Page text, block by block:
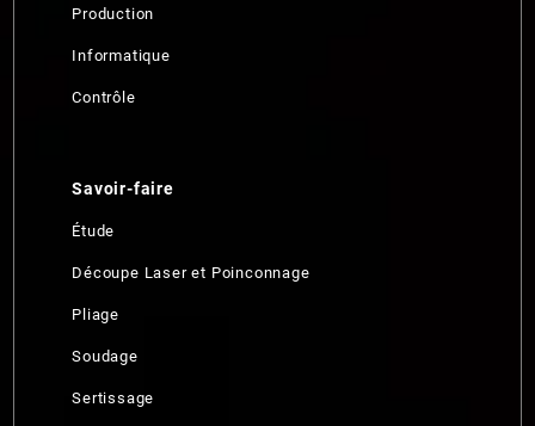
Production
Informatique
Contrôle
Savoir-faire
Étude
Découpe Laser et Poinconnage
Pliage
Soudage
Sertissage